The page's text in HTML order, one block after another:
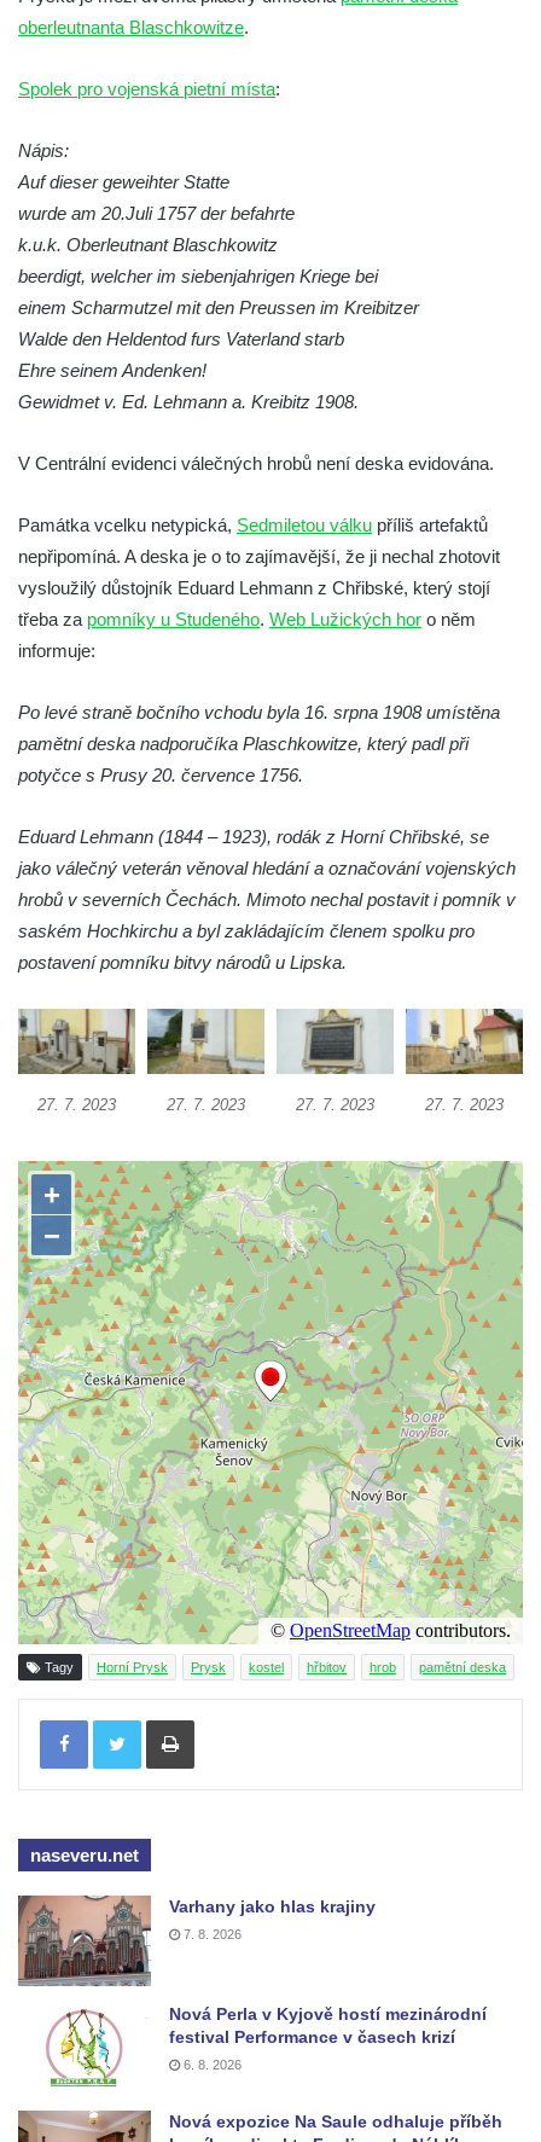
Kenotaf Václava B. Hájka na starém
hřbitově v Kamenném Újezdě
Kamenném Újezdě
Kenotaf Josefa Jílka na hřbitově ve
Velešíně
Hrob Jana Foitla na hřbitově ve Velešíně
Hrob Ludvíka Tůmy na hřbitově ve Velešíně
Pomník obětem 2. světové války na hřbitově
Pamětní deska 240 MILES TO FREEDOM u
Kamarýta ve Velešíně
Pomník obětem 1. a 2. světové války na
náměstí J. V. Kamarýta ve Velešíně
Pomník obětem 1. a 2. světové války v
Římově
Pomník obětem 1. světové války v Dolním
Pomník obětem 2. světové války v Plavu
Pamětní deska obětem 1. světové války v
Plavu
Kenotaf Pepiho Meisela na hřbitově v
Dolním Podluží
Kenotaf Leopolda Malata na hřbitově v
Dolním Podluží
Dolním Podluží
Dolním Podluží
Kenotaf Josefa Stolle na hřbitově v Dolním
Podluží
Pomník obětem 1. světové války na
židovském hřbitově v Mostě
Hrob Aloise Podrábského na hřbitově v
Račicích
Pamětní deska Miroslava Švice na domě
čp. 43 v Lužci nad Vltavou
Pomník obětem 2. světové války v ulici 1.
máje v Lužci nad Vltavou
Pomník obětem válek v ulici 1. máje v Lužci
nad Vltavou
Hrob Vladislava Neumana v Hostíně u
Vojkovic
Pomník obětem válek před hřbitovem v
Kenotaf Václava Floriána na hřbitově v
Kenotaf Miloslava Švice na hřbitově v Lužci
nad Vltavou
Hrob Václava Kufnera na hřbitově v Lužci
nad Vltavou
Pomník vojákům Rudé armády na hřbitově
v Lužci nad Vltavou
Pomník Ladislava Sedláčka a Karla Pelce u
silnice severně od Lužce nad Vltavou
Kenotaf Alfeda Harnische na hřbitově v
oberleutnanta Blaschkowitze.
Spolek pro vojenská pietní místa:
Nápis:
Auf dieser geweihter Statte
wurde am 20.Juli 1757 der befahrte
k.u.k. Oberleutnant Blaschkowitz
beerdigt, welcher im siebenjahrigen Kriege bei
einem Scharmutzel mit den Preussen im Kreibitzer
Walde den Heldentod furs Vaterland starb
Ehre seinem Andenken!
Gewidmet v. Ed. Lehmann a. Kreibitz 1908.
V Centrální evidenci válečných hrobů není deska evidována.
Památka vcelku netypická, Sedmiletou válku příliš artefaktů
nepřipomíná. A deska je o to zajímavější, že ji nechal zhotovit
vysloužilý důstojník Eduard Lehmann z Chřibské, který stojí
třeba za pomníky u Studeného. Web Lužických hor o něm
informuje:
Po levé straně bočního vchodu byla 16. srpna 1908 umístěna
pamětní deska nadporučíka Plaschkowitze, který padl při
potyčce s Prusy 20. července 1756.
Eduard Lehmann (1844 – 1923), rodák z Horní Chřibské, se
jako válečný veterán věnoval hledání a označování vojenských
hrobů v severních Čechách. Mimoto nechal postavit i pomník v
saském Hochkirchu a byl zakládajícím členem spolku pro
postavení pomníku bitvy národů u Lipska.
27. 7. 2023 27. 7. 2023 27. 7. 2023 27. 7. 2023
Tagy Horní Prysk Prysk kostel hřbitov hrob pamětní deska
Tisknout
naseveru.net
Varhany jako hlas krajiny
7. 8. 2026
Nová Perla v Kyjově hostí mezinárodní
festival Performance v časech krizí
6. 8. 2026
Nová expozice Na Saule odhaluje příběh